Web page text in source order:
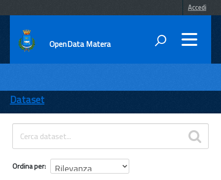
Accedi
OpenData Matera
ENTI
TEMI
INFORMAZIONI
Dataset
Ordina per